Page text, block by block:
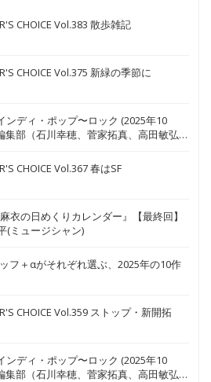
CHOICE Vol.383 散歩雑記
CHOICE Vol.375 新緑の季節に
集部（石川幸穂、菅家拓真、高田敏弘、
CHOICE Vol.367 春はSF
衣の日めくりカレンダー』【最終回】
(ミュージシャン)
フ＋αがそれぞれ選ぶ、2025年の10作
CHOICE Vol.359 ストップ・新開拓
集部（石川幸穂、菅家拓真、高田敏弘、